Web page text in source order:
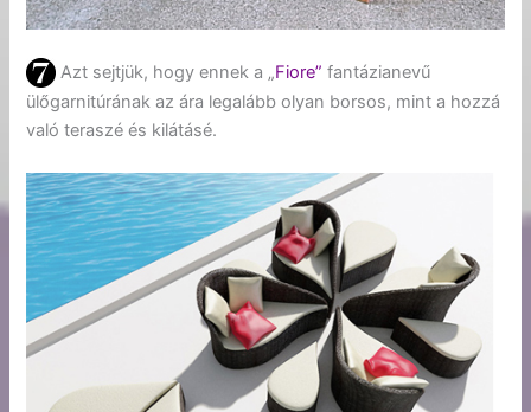
Azt sejtjük, hogy ennek a „Fiore” fantázianevű
ülőgarnitúrának az ára legalább olyan borsos, mint a hozzá
való teraszé és kilátásé.